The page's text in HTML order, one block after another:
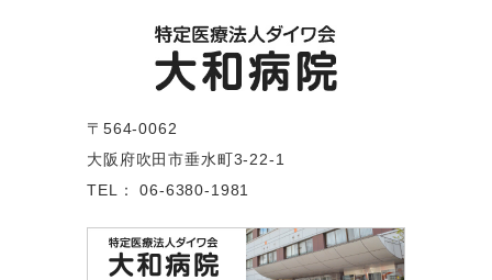
〒564-0062
大阪府吹田市垂水町3-22-1
TEL： 06-6380-1981